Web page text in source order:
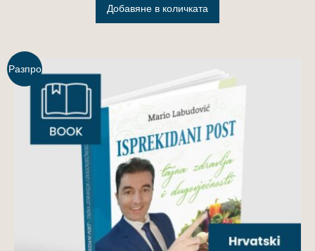
Добавяне в количката
Разпро